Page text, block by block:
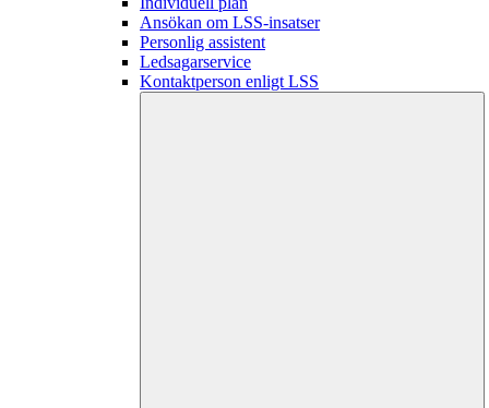
Ansökan om LSS-insatser
Personlig assistent
Ledsagarservice
Kontaktperson enligt LSS